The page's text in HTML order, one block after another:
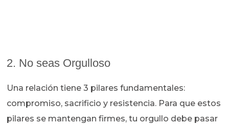
2. No seas Orgulloso
Una relación tiene 3 pilares fundamentales:
compromiso, sacrificio y resistencia. Para que estos
pilares se mantengan firmes, tu orgullo debe pasar